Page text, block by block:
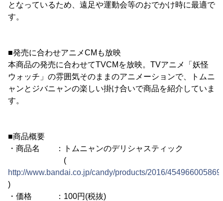
となっているため、遠足や運動会等のおでかけ時に最適で
す。
■発売に合わせアニメCMも放映
本商品の発売に合わせてTVCMを放映。TVアニメ「妖怪
ウォッチ」の雰囲気そのままのアニメーションで、トムニ
ャンとジバニャンの楽しい掛け合いで商品を紹介していま
す。
■商品概要
・商品名 ：トムニャンのデリシャスティック
(
http://www.bandai.co.jp/candy/products/2016/
)
・価格 ：100円(税抜)